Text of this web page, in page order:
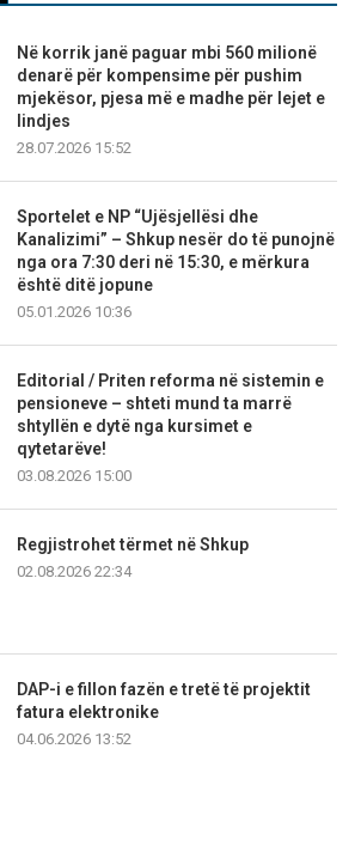
Në korrik janë paguar mbi 560 milionë
denarë për kompensime për pushim
mjekësor, pjesa më e madhe për lejet e
lindjes
28.07.2026 15:52
Sportelet e NP “Ujësjellësi dhe
Kanalizimi” – Shkup nesër do të punojnë
nga ora 7:30 deri në 15:30, e mërkura
është ditë jopune
05.01.2026 10:36
Editorial / Priten reforma në sistemin e
pensioneve – shteti mund ta marrë
shtyllën e dytë nga kursimet e
qytetarëve!
03.08.2026 15:00
Regjistrohet tërmet në Shkup
02.08.2026 22:34
DAP-i e fillon fazën e tretë të projektit
fatura elektronike
04.06.2026 13:52